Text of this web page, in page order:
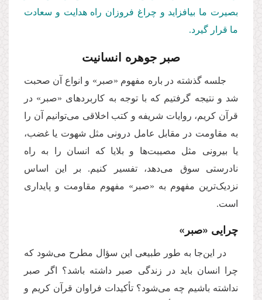
بصیرت ما بیافزاید و چراغ فروزان راه هدایت و سعادت
ما قرار گیرد.
صبر جوهره انسانیت
جلسه گذشته در باره مفهوم «صبر» و انواع آن صحبت
شد و نتیجه گرفتیم که با توجه به کاربردهای «صبر» در
قرآن کریم، روایات شریفه و کتب اخلاقی می‌توانیم آن را
به مقاومت در مقابل عامل درونی مثل شهوت یا غضب،
یا بیرونی مثل مصیبت‌ها و بلایا که انسان را به راه
نادرستی سوق می‌دهد،‌ تفسیر كنیم. بر این اساس
نزدیک‌ترین مفهوم به «صبر» مفهوم مقاومت و پایداری
است.
چرایی «صبر»
در این‌جا به طور طبیعی این سؤال مطرح می‌شود که
چرا انسان باید در زندگی صبر داشته باشد؟ اگر صبر
نداشته باشیم چه می‌شود؟ تأکیدات فراوان قرآن کریم و